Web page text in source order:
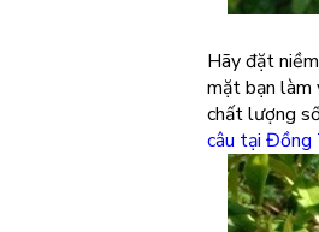
Hãy đặt
mặt bạn làm
chất lượng
câu tại Đồng